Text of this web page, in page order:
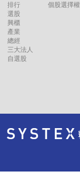
排行
選股
興櫃
產業
總經
三大法人
自選股
個股選擇權